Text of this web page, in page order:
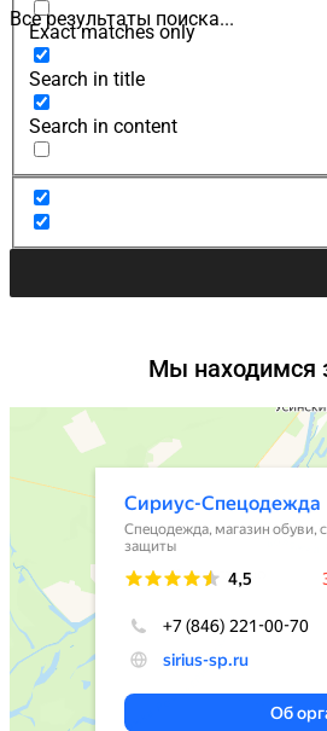
Все результаты поиска...
Exact matches only
Search in title
Search in content
Мы находимся